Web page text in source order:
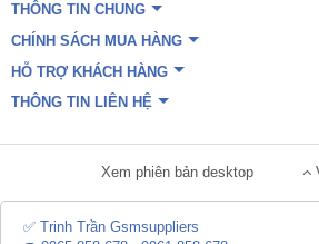
THÔNG TIN CHUNG
CHÍNH SÁCH MUA HÀNG
HỖ TRỢ KHÁCH HÀNG
THÔNG TIN LIÊN HỆ
Xem phiên bản desktop
✅ Trinh Trần Gsmsuppliers